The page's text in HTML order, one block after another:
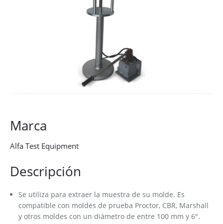
Marca
Alfa Test Equipment
Descripción
Se utiliza para extraer la muestra de su molde. Es
compatible con moldes de prueba Proctor, CBR, Marshall
y otros moldes con un diámetro de entre 100 mm y 6".